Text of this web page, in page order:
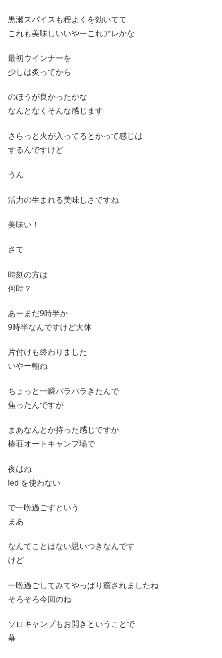
黒瀬スパイスも程よくを効いてて
これも美味しいいやーこれアレかな
最初ウインナーを
少しは炙ってから
のほうが良かったかな
なんとなくそんな感じます
さらっと火が入ってるとかって感じは
するんですけど
うん
活力の生まれる美味しさですね
美味い！
さて
時刻の方は
何時？
あーまだ9時半か
9時半なんですけど大体
片付けも終わりました
いやー朝ね
ちょっと一瞬パラパラきたんで
焦ったんですが
まあなんとか持った感じですか
椿荘オートキャンプ場で
夜はね
led を使わない
で一晩過ごすという
まあ
なんてことはない思いつきなんです
けど
一晩過ごしてみてやっぱり癒されましたね
そろそろ今回のね
ソロキャンプもお開きということで
幕